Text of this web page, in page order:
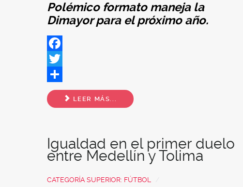
Polémico formato maneja la
Dimayor para el próximo año.
Facebook
Twitter
Share
LEER MÁS...
Igualdad en el primer duelo
entre Medellín y Tolima
CATEGORÍA SUPERIOR: FÚTBOL